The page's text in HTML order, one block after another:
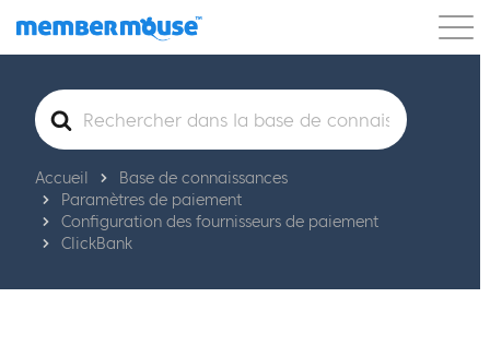
Caractéristiques Clients Tarification
Commencer
Rechercher
Accueil
Base de connaissances
Paramètres de paiement
Configuration des fournisseurs de paiement
ClickBank